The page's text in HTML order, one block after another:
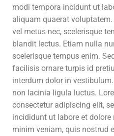
modi tempora incidunt ut
aliquam quaerat
vel metus nec, scelerisque
blandit lectus. Etiam nulla
scelerisque tempus enim.
facilisis ornare turpis id
interdum dolor in
non lacinia ligula luctus.
consectetur adipiscing elit,
incididunt ut labore et
minim veniam, quis nostrud